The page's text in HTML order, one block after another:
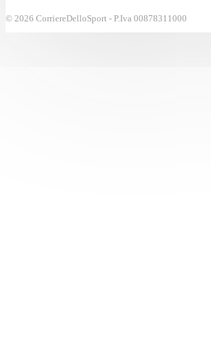
© 2026 CorriereDelloSport - P.Iva 00878311000